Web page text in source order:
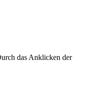
das Anklicken der